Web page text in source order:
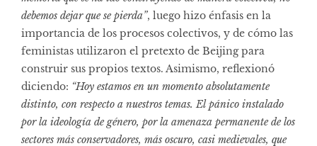
debemos dejar que se pierda”, luego hizo énfasis en la
importancia de los procesos colectivos, y de cómo las
feministas utilizaron el pretexto de Beijing para
construir sus propios textos. Asimismo, reflexionó
diciendo: “Hoy estamos en un momento absolutamente
distinto, con respecto a nuestros temas. El pánico instalado
por la ideología de género, por la amenaza permanente de los
sectores más conservadores, más oscuro, casi medievales, que